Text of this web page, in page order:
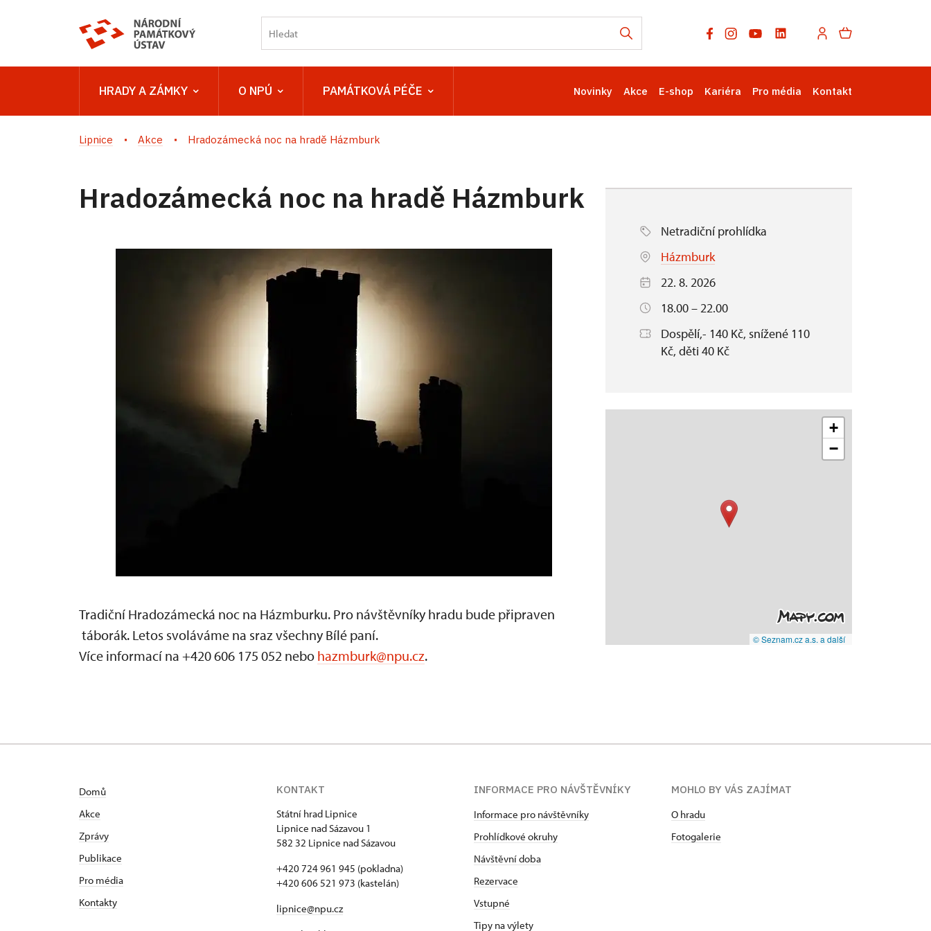
HRADY A ZÁMKY O NPÚ PAMÁTKOVÁ PÉČE Novinky Akce E-shop Kariéra Pro média Kontakt
Lipnice Akce Hradozámecká noc na hradě Házmburk
Hradozámecká noc na hradě Házmburk
Tradiční Hradozámecká noc na Házmburku. Pro návštěvníky hradu bude připraven
táborák. Letos svoláváme na sraz všechny Bílé paní.
Více informací na +420 606 175 052 nebo hazmburk@npu.cz.
Netradiční prohlídka
Házmburk
22. 8. 2026
18.00 – 22.00
Dospělí,- 140 Kč, snížené 110
Kč, děti 40 Kč
+
−
© Seznam.cz a.s. a další
Domů
Akce
Zprávy
Publikace
Pro média
Kontakty
KONTAKT
Státní hrad Lipnice
Lipnice nad Sázavou 1
582 32 Lipnice nad Sázavou
+420 724 961 945 (pokladna)
+420 606 521 973 (kastelán)
lipnice@npu.cz
INFORMACE PRO NÁVŠTĚVNÍKY
Informace pro návštěvníky
Prohlídkové okruhy
Návštěvní doba
Rezervace
Vstupné
Tipy na výlety
MOHLO BY VÁS ZAJÍMAT
O hradu
Fotogalerie